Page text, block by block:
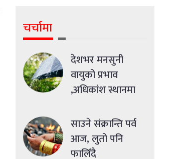
चर्चामा
देशभर मनसुनी
वायुको प्रभाव
,अधिकांश स्थानमा
साउने संक्रान्ति पर्व
आज, लुतो पनि
फालिँदै